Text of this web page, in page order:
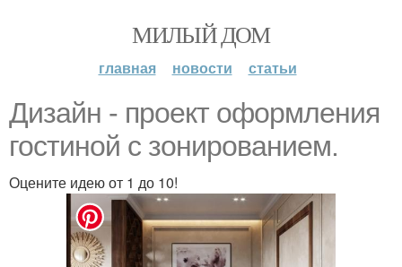
МИЛЫЙ ДОМ
главная новости статьи
Дизайн - проект оформления
гостиной с зонированием.
Оцените идею от 1 до 10!